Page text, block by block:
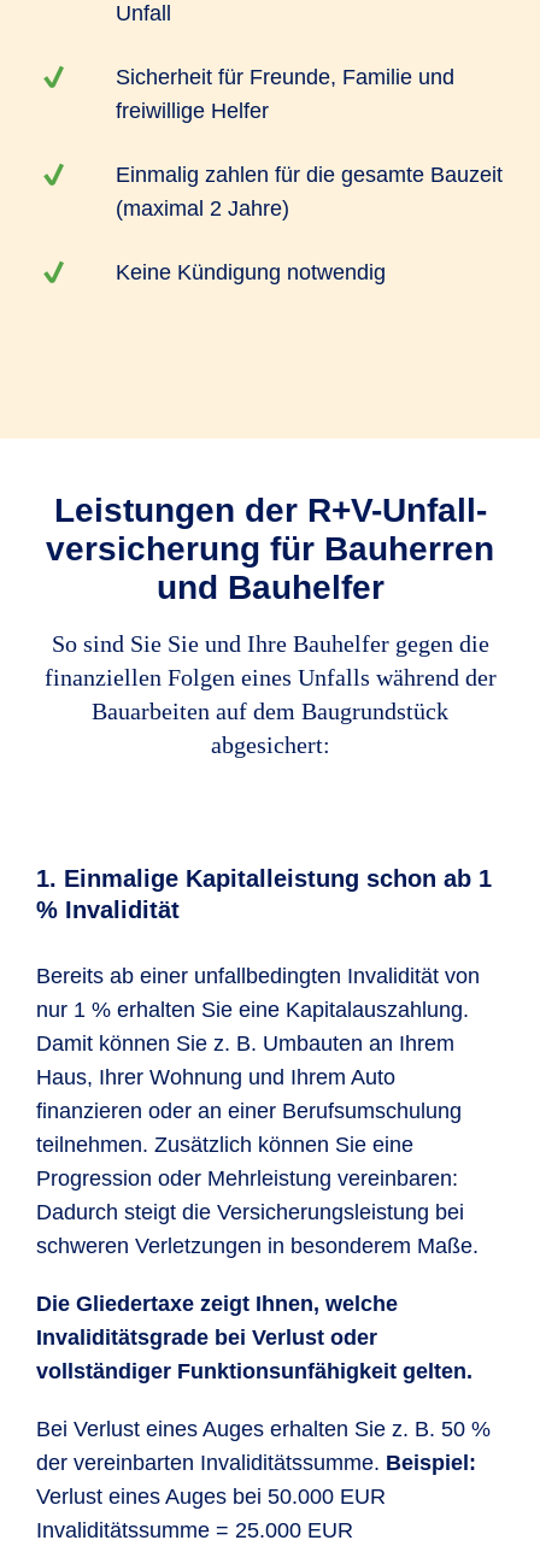
Unfall
Sicherheit für Freunde, Familie und
freiwillige Helfer
Einmalig zahlen für die gesamte Bauzeit
(maximal 2 Jahre)
Keine Kündigung notwendig
Leistungen der R+V-Unfall­
versicherung für Bau­herren
und Bauhelfer
So sind Sie Sie und Ihre Bauhelfer gegen die
finanziellen Folgen eines Unfalls während der
Bauarbeiten auf dem Baugrundstück
abgesichert:
1. Einmalige Kapitalleistung schon ab 1
% Invalidität
Bereits ab einer unfallbedingten Invalidität von
nur 1 % erhalten Sie eine Kapitalauszahlung.
Damit können Sie z. B. Umbauten an Ihrem
Haus, Ihrer Wohnung und Ihrem Auto
finanzieren oder an einer Berufsumschulung
teilnehmen. Zusätzlich können Sie eine
Progression oder Mehrleistung vereinbaren:
Dadurch steigt die Versicherungsleistung bei
schweren Verletzungen in besonderem Maße.
Die Gliedertaxe zeigt Ihnen, welche
Invaliditätsgrade bei Verlust oder
vollständiger Funktionsunfähigkeit gelten.
Bei Verlust eines Auges erhalten Sie z. B. 50 %
der vereinbarten Invaliditätssumme. Beispiel:
Verlust eines Auges bei 50.000 EUR
Invaliditätssumme = 25.000 EUR